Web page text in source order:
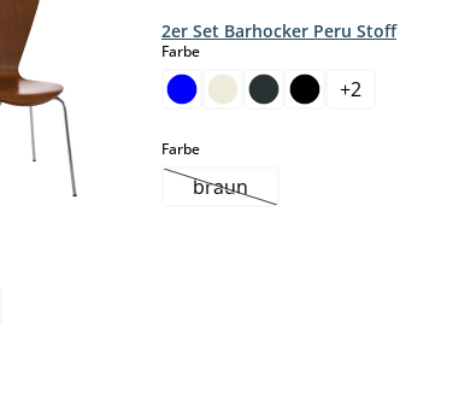
2er Set Barhocker Peru Stoff
Farbeauswählen
+2
Farbeauswählen
braun(Diese Option ist zurzeit